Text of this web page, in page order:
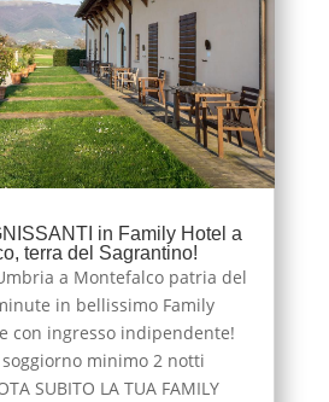
in Family Hotel a
terra del Sagrantino!
a Montefalco patria del
in bellissimo Family
con ingresso indipendente!
minimo 2 notti
SUBITO LA TUA FAMILY